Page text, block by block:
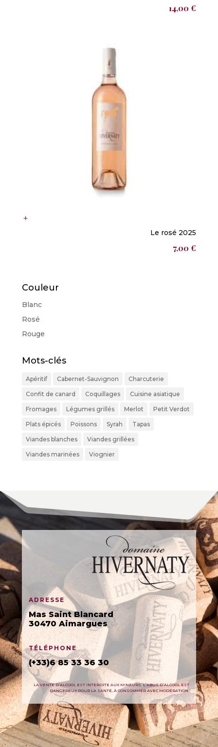
14,00 €
Le rosé 2025
7,00 €
Couleur
Blanc
Rosé
Rouge
Mots-clés
Apéritif Cabernet-Sauvignon Charcuterie
Confit de canard Coquillages Cuisine asiatique
Fromages Légumes grillés Merlot Petit Verdot
Plats épicés Poissons Syrah Tapas
Viandes blanches Viandes grillées
Viandes marinées Viognier
ADRESSE
Mas Saint Blancard
30470 Aimargues
TÉLÉPHONE
(+33)6 85 33 36 30
LA VENTE D’ALCOOL EST INTERDITE AUX MINEURS. L’ABUS D’ALCOOL EST
DANGEREUX POUR LA SANTÉ, À CONSOMMER AVEC MODÉRATION.